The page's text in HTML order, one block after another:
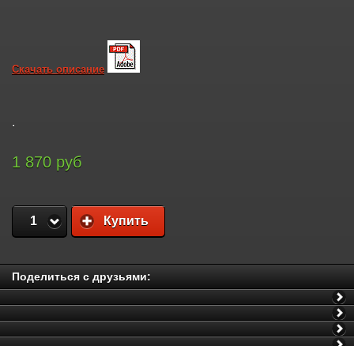
Скачать описание
.
1 870 руб
1 Купить
Поделиться с друзьями: